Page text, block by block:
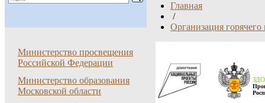
Главная
/
Организация горячего
Министерство просвещения
Российской Федерации
Министерство образования
Московской области